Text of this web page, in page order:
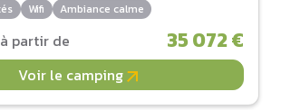
Wifi Ambiance calme
partir de 35 072 €
Voir le camping